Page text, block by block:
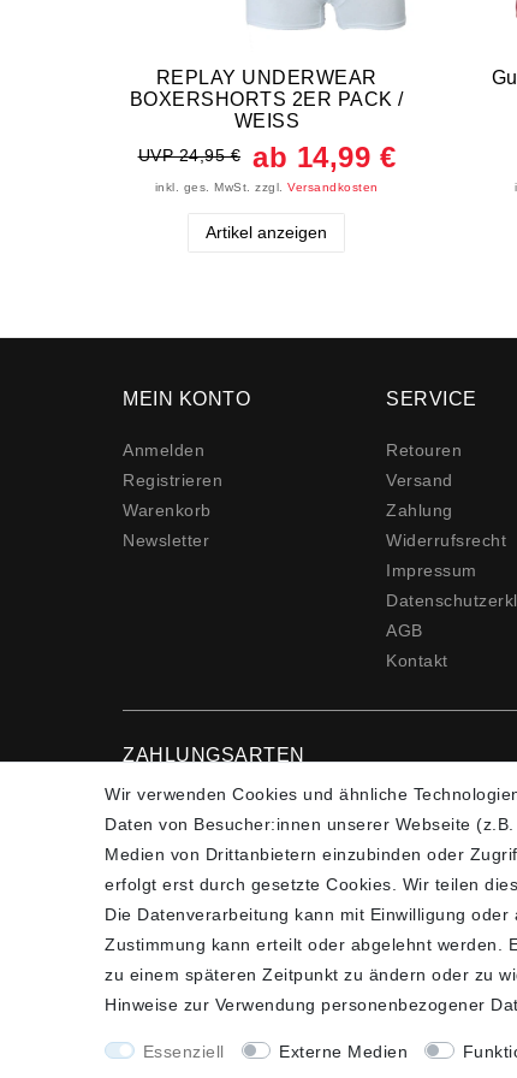
REPLAY UNDERWEAR
BOXERSHORTS 2ER PACK /
WEISS
UVP 24,95 € ab 14,99 €
inkl. ges. MwSt. zzgl.Versandkosten
Artikel anzeigen
MEIN KONTO
Anmelden
Registrieren
Warenkorb
Newsletter
SERVICE
Retouren
Versand
Zahlung
Widerrufs­recht
Impressum
AGB
Kontakt
ZAHLUNGSARTEN
*Alle Preise verstehen sich inkl. gesetzl.
Wir verwenden Cookies und ähnliche
Daten von Besucher:innen unserer Webseite
Medien von Drittanbietern einzubinden oder
erfolgt erst durch gesetzte Cookies. Wir teilen
Die Datenverarbeitung kann mit Einwilligung
Zustimmung kann erteilt oder abgelehnt werden.
zu einem späteren Zeitpunkt zu ändern oder zu
Hinweise zur Verwendung personenbezogener
Essenziell Externe Medien
plentymarkets Template von Plenty Lions